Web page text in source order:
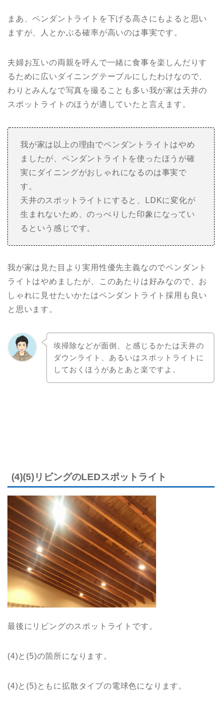
まあ、ペンダントライトを下げる高さにもよると思い
ますが、人とかぶる確率が高いのは事実です。
夫婦お互いの両親を呼んで一緒に食事を楽しんだりす
るために広いダイニングテーブルにしたわけなので、
わりとみんなで写真を撮ることも多い我が家は天井の
スポットライトのほうが適していたと言えます。
我が家は以上の理由でペンダントライトはやめ
ましたが、ペンダントライトを使ったほうが確
実にダイニングがおしゃれになるのは事実で
す。
天井のスポットライトにすると、LDKに変化が
生まれないため、のっぺりした印象になってい
るという感じです。
我が家は見た目より実用性優先主義なのでペンダント
ライトはやめましたが、このあたりは好みなので、お
しゃれに見せたいかたはペンダントライト採用も良い
と思います。
埃掃除などが面倒、と感じるかたは天井の
ダウンライト、あるいはスポットライトに
しておくほうがあとあと楽ですよ。
(4)(5)リビングのLEDスポットライト
最後にリビングのスポットライトです。
(4)と(5)の箇所になります。
(4)と(5)ともに拡散タイプの電球色になります。